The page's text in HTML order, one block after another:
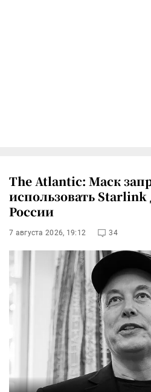
The Atlantic: Маск
использовать Starlink
России
7 августа 2026, 19:12 34